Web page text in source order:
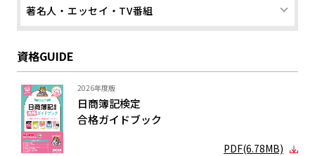
著名人・エッセイ・TV番組
資格GUIDE
2026年度版
日商簿記検定
合格ガイドブック
PDF(6.78MB)